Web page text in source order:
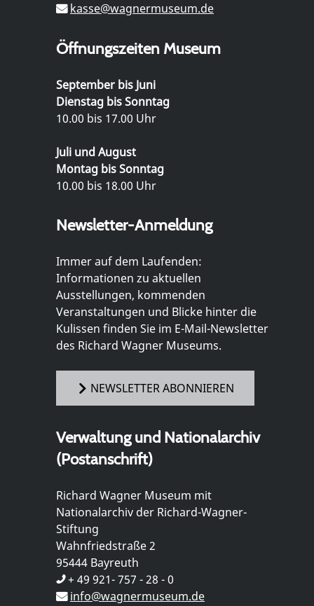
kasse@wagnermuseum.de
Öffnungszeiten Museum
September bis Juni
Dienstag bis Sonntag
10.00 bis 17.00 Uhr
Juli und August
Montag bis Sonntag
10.00 bis 18.00 Uhr
Newsletter-Anmeldung
Immer auf dem Laufenden:
Informationen zu aktuellen
Ausstellungen, kommenden
Veranstaltungen und Blicke hinter die
Kulissen finden Sie im E-Mail-Newsletter
des Richard Wagner Museums.
NEWSLETTER ABONNIEREN
Verwaltung und Nationalarchiv
(Postanschrift)
Richard Wagner Museum mit
Nationalarchiv der Richard-Wagner-
Stiftung
Wahnfriedstraße 2
95444 Bayreuth
+ 49 921- 757 - 28 - 0
info@wagnermuseum.de